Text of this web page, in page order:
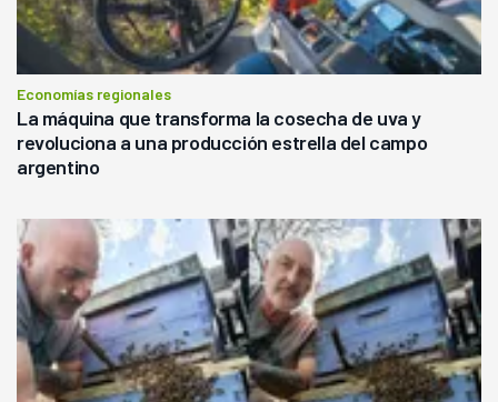
Economías regionales
La máquina que transforma la cosecha de uva y
revoluciona a una producción estrella del campo
argentino